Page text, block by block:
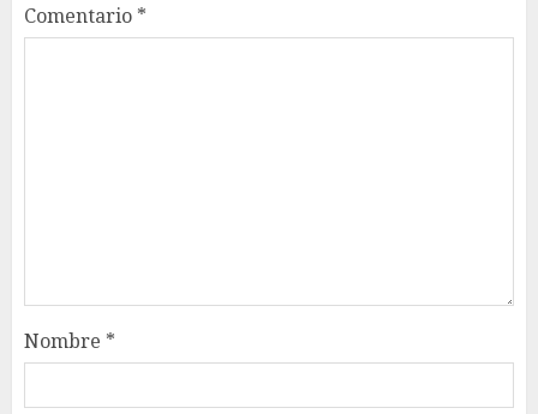
Comentario *
Nombre *